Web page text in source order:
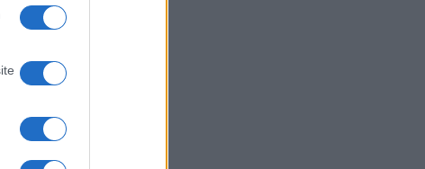
Αυγούστου 1824: Ναυμαχία της
06/08/26 - 16:22
ηγεσία: «Δεν αναφέρετε ποιος
βομβάρδισε τη Χιροσίμα - Είστε
υποτελείς των ΗΠΑ»